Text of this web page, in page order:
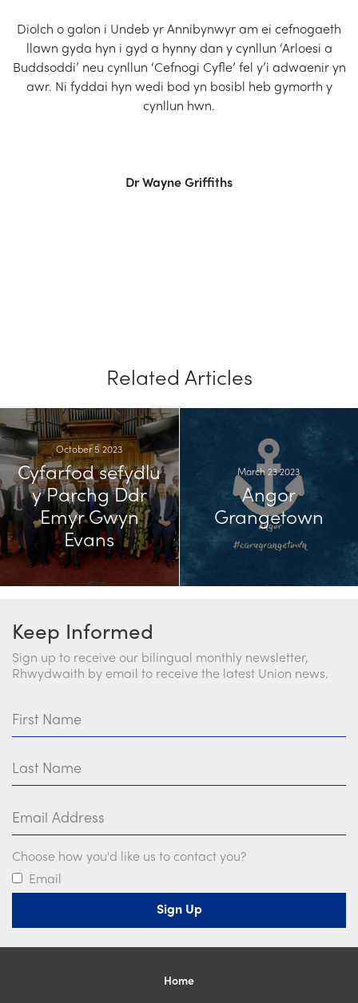
Diolch o galon i Undeb yr Annibynwyr am ei cefnogaeth
llawn gyda hyn i gyd a hynny dan y cynllun ‘Arloesi a
Buddsoddi’ neu cynllun ‘Cefnogi Cyfle’ fel y’i adwaenir yn
awr. Ni fyddai hyn wedi bod yn bosibl heb gymorth y
cynllun hwn.
Dr Wayne Griffiths
Related Articles
October 5 2023
Cyfarfod sefydlu
y Parchg Ddr
Emyr Gwyn
Evans
March 23 2023
Angor
Grangetown
Keep Informed
Sign up to receive our bilingual monthly newsletter,
Rhwydwaith by email to receive the latest Union news.
Choose how you'd like us to contact you?
Email
Home